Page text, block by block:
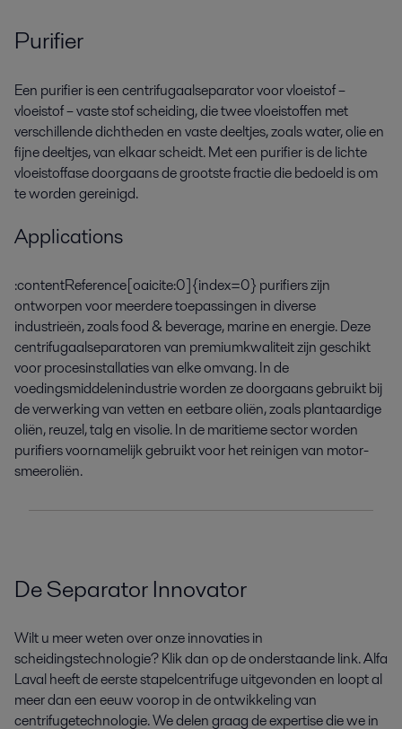
Purifier
Een purifier is een centrifugaalseparator voor vloeistof –
vloeistof – vaste stof scheiding, die twee vloeistoffen met
verschillende dichtheden en vaste deeltjes, zoals water, olie en
fijne deeltjes, van elkaar scheidt. Met een purifier is de lichte
vloeistoffase doorgaans de grootste fractie die bedoeld is om
te worden gereinigd.
Applications
:contentReference[oaicite:0]{index=0} purifiers zijn
ontworpen voor meerdere toepassingen in diverse
industrieën, zoals food & beverage, marine en energie. Deze
centrifugaalseparatoren van premiumkwaliteit zijn geschikt
voor procesinstallaties van elke omvang. In de
voedingsmiddelenindustrie worden ze doorgaans gebruikt bij
de verwerking van vetten en eetbare oliën, zoals plantaardige
oliën, reuzel, talg en visolie. In de maritieme sector worden
purifiers voornamelijk gebruikt voor het reinigen van motor-
smeeroliën.
De Separator Innovator
Wilt u meer weten over onze innovaties in
scheidingstechnologie? Klik dan op de onderstaande link. Alfa
Laval heeft de eerste stapelcentrifuge uitgevonden en loopt al
meer dan een eeuw voorop in de ontwikkeling van
centrifugetechnologie. We delen graag de expertise die we in